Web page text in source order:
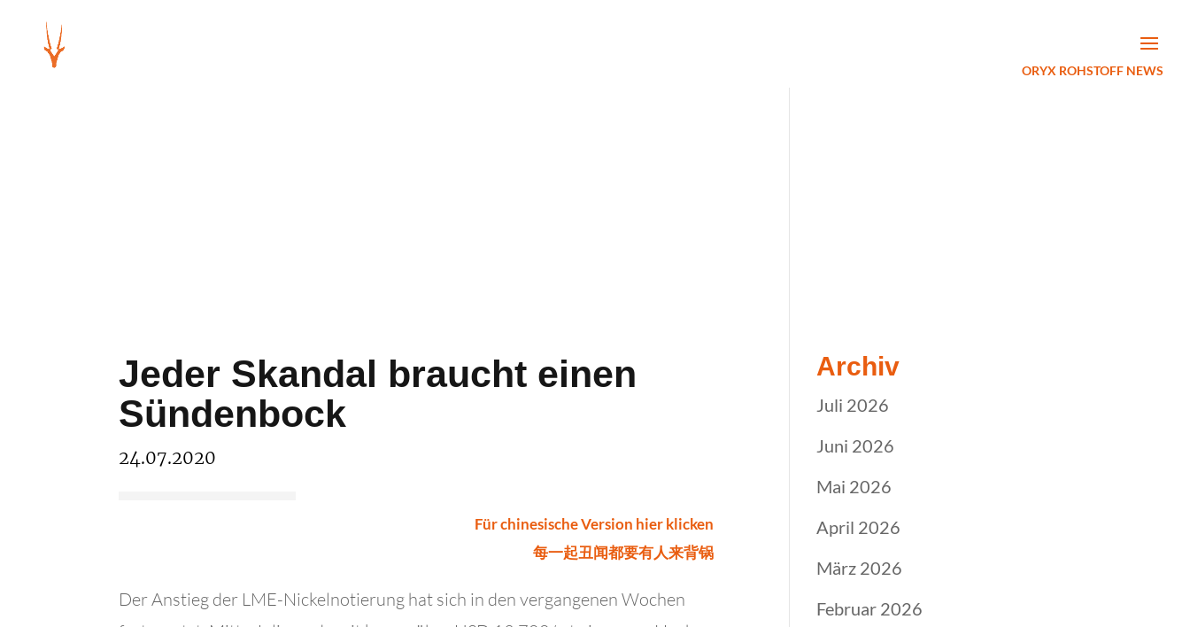
ORYX ROHSTOFF NEWS
Jeder Skandal braucht einen
Sündenbock
24.07.2020
Für chinesische Version hier klicken
每一起丑闻都要有人来背锅
Der Anstieg der LME-Nickelnotierung hat sich in den vergangenen Wochen
Archiv
Juli 2026
Juni 2026
Mai 2026
April 2026
März 2026
Februar 2026